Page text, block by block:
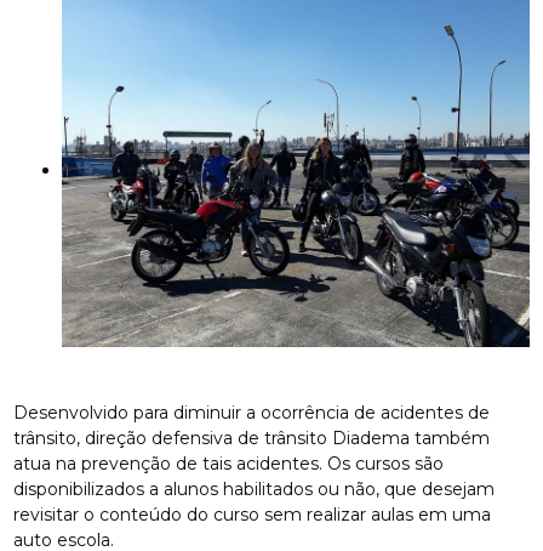
Desenvolvido para diminuir a ocorrência de acidentes de
trânsito, direção defensiva de trânsito Diadema também
atua na prevenção de tais acidentes. Os cursos são
disponibilizados a alunos habilitados ou não, que desejam
revisitar o conteúdo do curso sem realizar aulas em uma
auto escola.